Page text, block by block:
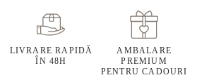
LIVRARE RAPIDĂ
ÎN 48H
AMBALARE
PREMIUM
PENTRU CADOURI